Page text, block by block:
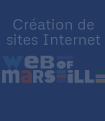
Création de
sites Internet